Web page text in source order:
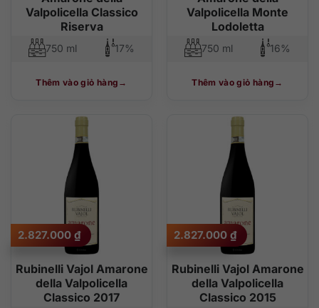
Valpolicella Classico
Riserva
750 ml 17%
Thêm vào giỏ hàng
Valpolicella Monte
Lodoletta
750 ml 16%
Thêm vào giỏ hàng
Rubinelli Vajol Amarone
della Valpolicella
Classico 2017
2.827.000 ₫
Rubinelli Vajol Amarone
della Valpolicella
Classico 2015
2.827.000 ₫